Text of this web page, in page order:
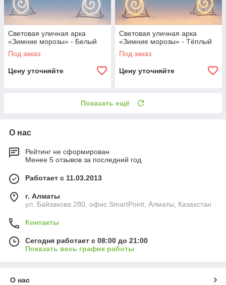
Световая уличная арка
«Зимние морозы» - Белый
Под заказ
Цену уточняйте
Световая уличная арка
«Зимние морозы» - Тёплый
Под заказ
Цену уточняйте
Показать ещё
О нас
Рейтинг не сформирован
Менее 5 отзывов за последний год
Работает с 11.03.2013
г. Алматы
ул. Байзакова 280, офис SmartPoint, Алматы, Казахстан
Контакты
Сегодня работает с 08:00 до 21:00
Показать весь график работы
О нас